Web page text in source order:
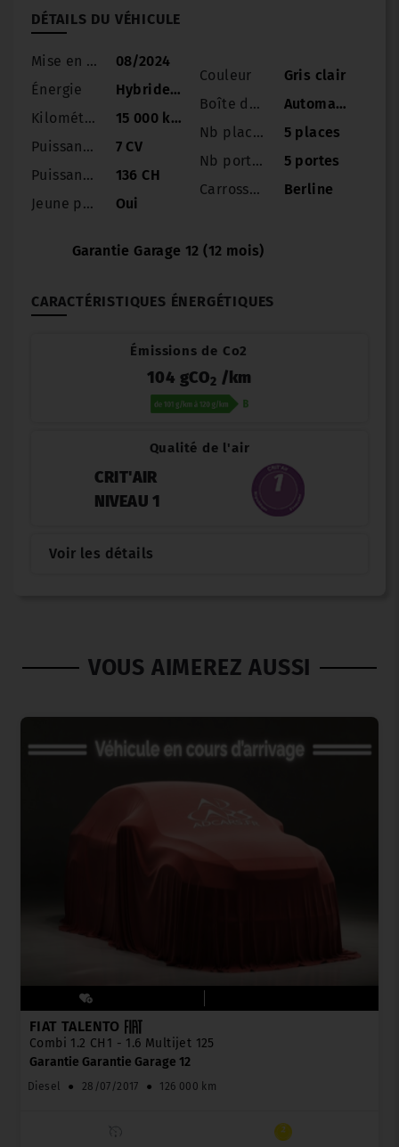
DÉTAILS DU VÉHICULE
Mise en circulation
08/2024
Énergie
Hybride Essence
Kilométrage
15 000 km
Puissance
7 CV
Puissance réelle
136 CH
Jeune permis
Oui
Couleur
Gris clair
Boîte de vitesse
Automatique
Nb places
5 places
Nb portes
5 portes
Carrosserie
Berline
Garantie Garage 12 (12 mois)
CARACTÉRISTIQUES ÉNERGÉTIQUES
Émissions de Co2
104 gCO2 /km
Qualité de l'air
CRIT'AIR
NIVEAU 1
Voir les détails
VOUS AIMEREZ AUSSI
FIAT TALENTO
Combi 1.2 CH1 - 1.6 Multijet 125
Garantie Garantie Garage 12
Diesel ● 28/07/2017 ● 126 000 km